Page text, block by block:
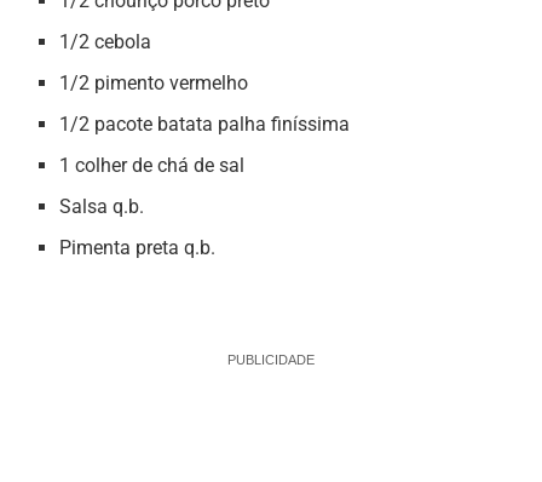
1/2 cebola
1/2 pimento vermelho
1/2 pacote batata palha finíssima
1 colher de chá de sal
Salsa q.b.
Pimenta preta q.b.
PUBLICIDADE